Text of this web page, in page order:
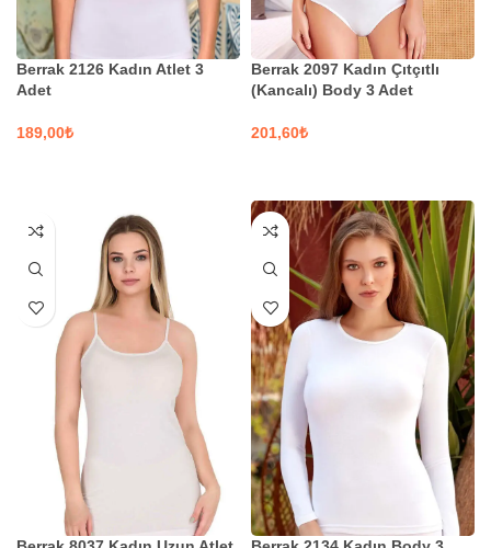
Berrak 2126 Kadın Atlet 3
Adet
₺
Berrak 2097 Kadın Çıtçıtlı
(Kancalı) Body 3 Adet
₺